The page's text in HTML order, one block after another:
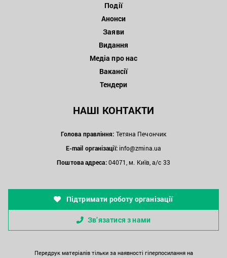
Події
Анонси
Заяви
Видання
Медіа про нас
Вакансії
Тендери
НАШІ КОНТАКТИ
Голова правління: Тетяна Печончик
E-mail організації: info@zmina.ua
Поштова адреса:04071, м. Київ, а/с 33
Підтримати роботу організації
Зв’язатися з нами
Передрук матеріалів тільки за наявності гіперпосилання на